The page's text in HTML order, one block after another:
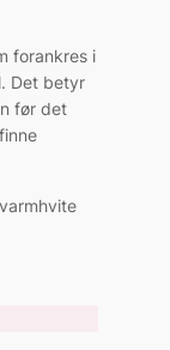
forankres i
Det betyr
før det